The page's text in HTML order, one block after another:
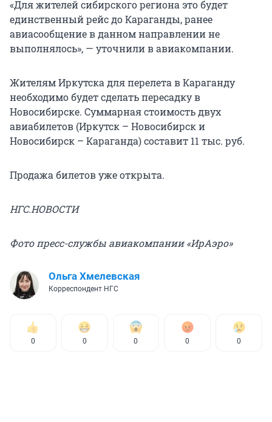
«Для жителей сибирского региона это будет
единственный рейс до Караганды, ранее
авиасообщение в данном направлении не
выполнялось», — уточнили в авиакомпании.
Жителям Иркутска для перелета в Караганду
необходимо будет сделать пересадку в
Новосибирске. Суммарная стоимость двух
авиабилетов (Иркутск – Новосибирск и
Новосибирск – Караганда) составит 11 тыс. руб.
Продажа билетов уже открыта.
НГС.НОВОСТИ
Фото пресс-службы авиакомпании «ИрАэро»
Ольга Хмелевская
Корреспондент НГС
0 0 0 0 0